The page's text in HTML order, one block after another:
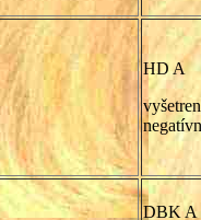
HD A
DBK A